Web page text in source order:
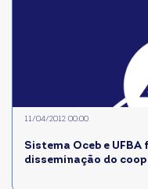
Sistema Oceb e
disseminação do
11/04/2012 00:00